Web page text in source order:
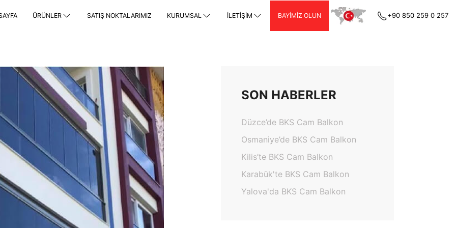
ÜRÜNLER SATIŞ NOKTALARIMIZ KURUMSAL İLETIŞIM BAYIMIZ OLUN +90 850 259 0 257
SON HABERLER
Düzce’de BKS Cam Balkon
Osmaniye’de BKS Cam Balkon
Kilis’te BKS Cam Balkon
Karabük'te BKS Cam Balkon
Yalova'da BKS Cam Balkon